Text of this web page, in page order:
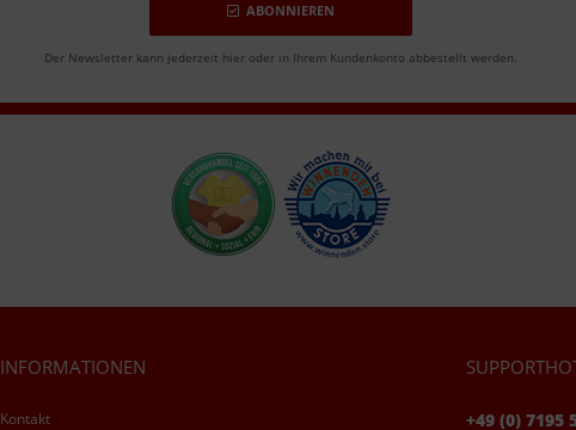
ABONNIEREN
Der Newsletter kann jederzeit hier oder in Ihrem Kundenkonto abbestellt werden.
INFORMATIONEN
Kontakt +49 (0) 7195